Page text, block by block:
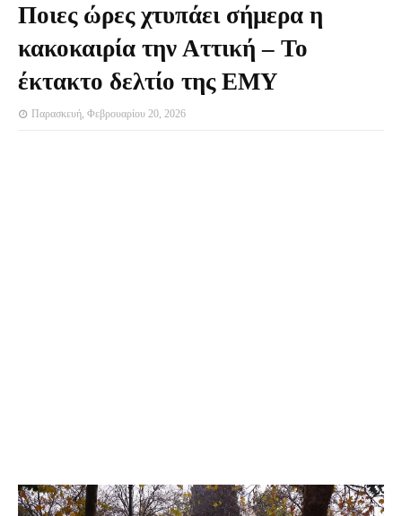
Ποιες ώρες χτυπάει σήμερα η
κακοκαιρία την Αττική – Το
έκτακτο δελτίο της ΕΜΥ
Παρασκευή, Φεβρουαρίου 20, 2026